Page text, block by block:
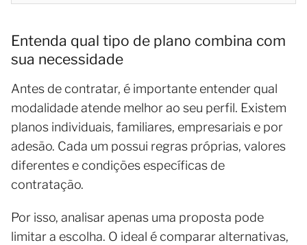
Entenda qual tipo de plano combina com
sua necessidade
Antes de contratar, é importante entender qual
modalidade atende melhor ao seu perfil. Existem
planos individuais, familiares, empresariais e por
adesão. Cada um possui regras próprias, valores
diferentes e condições específicas de
contratação.
Por isso, analisar apenas uma proposta pode
limitar a escolha. O ideal é comparar alternativas,